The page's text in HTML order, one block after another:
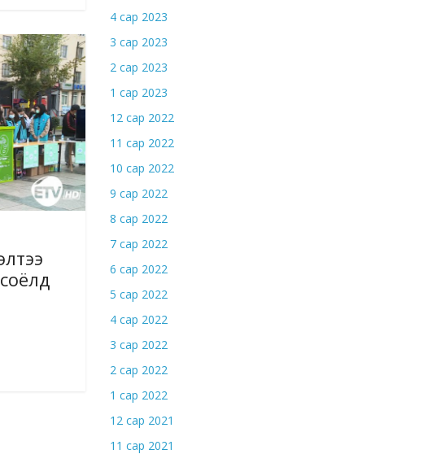
4 сар 2023
3 сар 2023
2 сар 2023
1 сар 2023
12 сар 2022
11 сар 2022
10 сар 2022
9 сар 2022
8 сар 2022
7 сар 2022
6 сар 2022
5 сар 2022
4 сар 2022
3 сар 2022
2 сар 2022
1 сар 2022
12 сар 2021
11 сар 2021